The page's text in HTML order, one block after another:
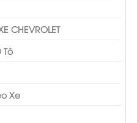
CHEVROLET
Tô
Xe